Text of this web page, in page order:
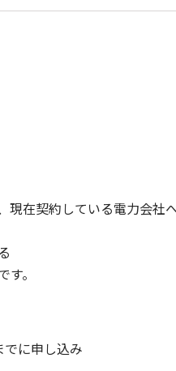
現在契約している電力会社
。
に申し込み